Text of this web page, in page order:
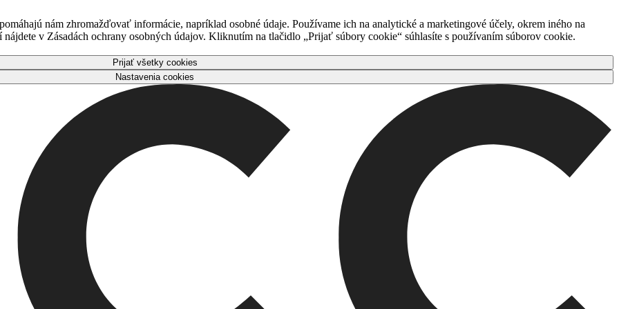
nám zhromažďovať informácie, napríklad osobné údaje. Používame ich na analytické a marketingové účely, okrem iného na
v Zásadách ochrany osobných údajov. Kliknutím na tlačidlo „Prijať súbory cookie“ súhlasíte s používaním súborov cookie.
Prijať všetky cookies
Nastavenia cookies